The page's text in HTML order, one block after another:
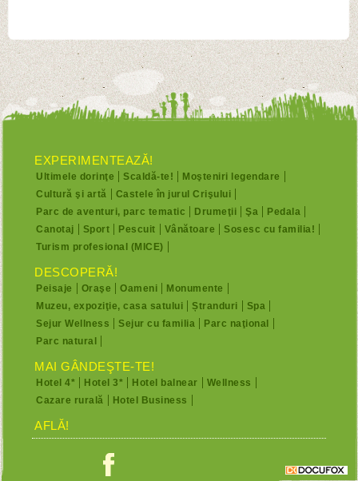
EXPERIMENTEAZĂ!
Ultimele dorinţe Scaldă-te!
Moşteniri legendare
Cultură şi artă
Castele în jurul Crişului
Parc de aventuri, parc tematic
Drumeţii Şa
Pedala
Canotaj
Sport Pescuit Vânătoare
Sosesc cu familia!
Turism profesional (MICE)
DESCOPERĂ!
Peisaje Oraşe Oameni
Monumente
Muzeu, expoziţie, casa satului
Ștranduri
Spa
Sejur Wellness
Sejur cu familia
Parc naţional
Parc natural
MAI GÂNDEŞTE-TE!
Hotel 4* Hotel 3* Hotel balnear
Wellness
Cazare rurală
Hotel Business
AFLĂ!